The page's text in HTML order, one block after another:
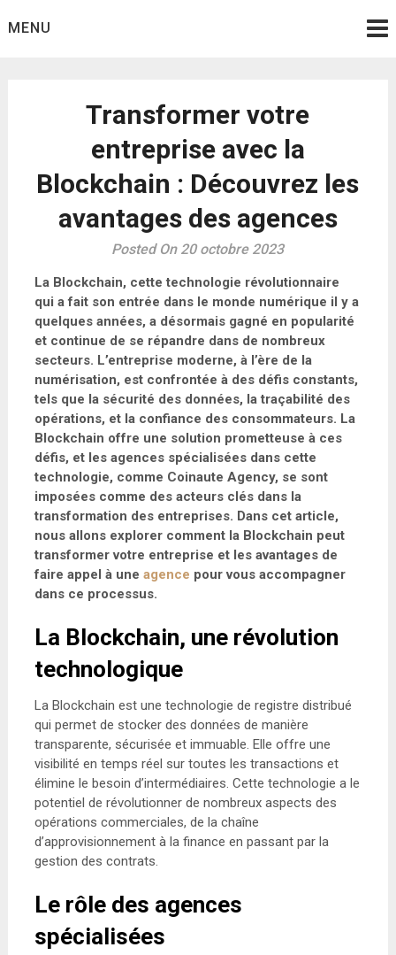
toMENU
Transformer votre
entreprise avec la
Blockchain : Découvrez les
avantages des agences
Posted On 20 octobre 2023
La Blockchain, cette technologie révolutionnaire
qui a fait son entrée dans le monde numérique il y a
quelques années, a désormais gagné en popularité
et continue de se répandre dans de nombreux
secteurs. L’entreprise moderne, à l’ère de la
numérisation, est confrontée à des défis constants,
tels que la sécurité des données, la traçabilité des
opérations, et la confiance des consommateurs. La
Blockchain offre une solution prometteuse à ces
défis, et les agences spécialisées dans cette
technologie, comme Coinaute Agency, se sont
imposées comme des acteurs clés dans la
transformation des entreprises. Dans cet article,
nous allons explorer comment la Blockchain peut
transformer votre entreprise et les avantages de
faire appel à une agence pour vous accompagner
dans ce processus.
La Blockchain, une révolution
technologique
La Blockchain est une technologie de registre distribué
qui permet de stocker des données de manière
transparente, sécurisée et immuable. Elle offre une
visibilité en temps réel sur toutes les transactions et
élimine le besoin d’intermédiaires. Cette technologie a le
potentiel de révolutionner de nombreux aspects des
opérations commerciales, de la chaîne
d’approvisionnement à la finance en passant par la
gestion des contrats.
Le rôle des agences
spécialisées